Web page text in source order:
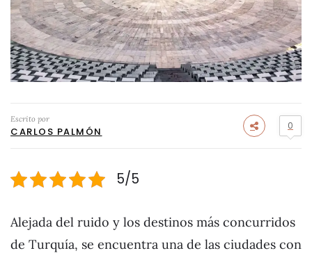
Escrito por
CARLOS PALMÓN 0
5/5
Alejada del ruido y los destinos más concurridos
de Turquía, se encuentra una de las ciudades con